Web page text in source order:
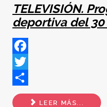
TELEVISIÓN.
deportiva del
Facebook
Twitter
Share
LEER MÁS...